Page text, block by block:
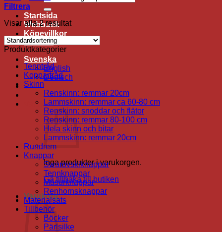
efter:
Startsida
Webbutik
Köpevillkor
Kontakt
Svenska
English
Deutsch
Varukorg /0.00kr
Inga produkter i varukorgen.
Gå tillbaka till butiken
Varukorg
Filtrera
Visar alla 2 resultat
Produktkategorier
Tenntråd
Koppartråd
Skinn
Renskinn: remmar 20cm
Lammskinn: remmar ca 60-80 cm
Renskinn: snoddar och flätor
Renskinn: remmar 80-100 cm
Hela skinn och bitar
Lammskinn: remmar 20cm
Rundrem
Knappar
Swarovskiknappar
Tennknappar
Masurknappar
Renhornsknappar
Materialsats
Tillbehör
Böcker
Pärlsilke